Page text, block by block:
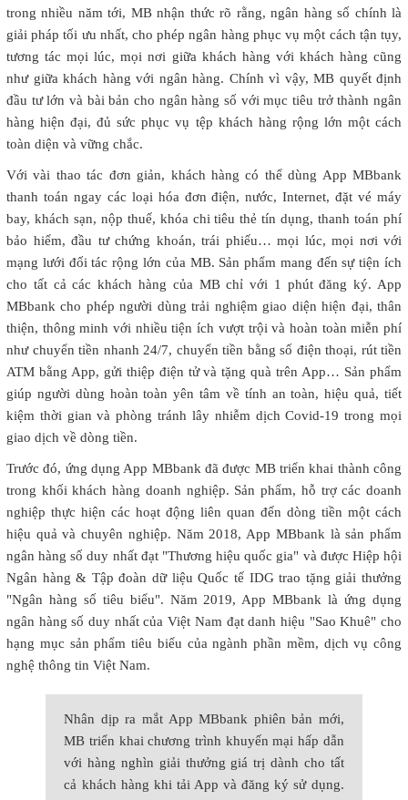
trong nhiều năm tới, MB nhận thức rõ rằng, ngân hàng số chính là
giải pháp tối ưu nhất, cho phép ngân hàng phục vụ một cách tận tụy,
tương tác mọi lúc, mọi nơi giữa khách hàng với khách hàng cũng
như giữa khách hàng với ngân hàng. Chính vì vậy, MB quyết định
đầu tư lớn và bài bản cho ngân hàng số với mục tiêu trở thành ngân
hàng hiện đại, đủ sức phục vụ tệp khách hàng rộng lớn một cách
toàn diện và vững chắc.
Với vài thao tác đơn giản, khách hàng có thể dùng App MBbank
thanh toán ngay các loại hóa đơn điện, nước, Internet, đặt vé máy
bay, khách sạn, nộp thuế, khóa chi tiêu thẻ tín dụng, thanh toán phí
bảo hiểm, đầu tư chứng khoán, trái phiếu… mọi lúc, mọi nơi với
mạng lưới đối tác rộng lớn của MB. Sản phẩm mang đến sự tiện ích
cho tất cả các khách hàng của MB chỉ với 1 phút đăng ký. App
MBbank cho phép người dùng trải nghiệm giao diện hiện đại, thân
thiện, thông minh với nhiều tiện ích vượt trội và hoàn toàn miễn phí
như chuyển tiền nhanh 24/7, chuyển tiền bằng số điện thoại, rút tiền
ATM bằng App, gửi thiệp điện tử và tặng quà trên App… Sản phẩm
giúp người dùng hoàn toàn yên tâm về tính an toàn, hiệu quả, tiết
kiệm thời gian và phòng tránh lây nhiễm dịch Covid-19 trong mọi
giao dịch về dòng tiền.
Trước đó, ứng dụng App MBbank đã được MB triển khai thành công
trong khối khách hàng doanh nghiệp. Sản phẩm, hỗ trợ các doanh
nghiệp thực hiện các hoạt động liên quan đến dòng tiền một cách
hiệu quả và chuyên nghiệp. Năm 2018, App MBbank là sản phẩm
ngân hàng số duy nhất đạt "Thương hiệu quốc gia" và được Hiệp hội
Ngân hàng & Tập đoàn dữ liệu Quốc tế IDG trao tặng giải thưởng
"Ngân hàng số tiêu biểu". Năm 2019, App MBbank là ứng dụng
ngân hàng số duy nhất của Việt Nam đạt danh hiệu "Sao Khuê" cho
hạng mục sản phẩm tiêu biểu của ngành phần mềm, dịch vụ công
nghệ thông tin Việt Nam.
Nhân dịp ra mắt App MBbank phiên bản mới,
MB triển khai chương trình khuyến mại hấp dẫn
với hàng nghìn giải thưởng giá trị dành cho tất
cả khách hàng khi tải App và đăng ký sử dụng.